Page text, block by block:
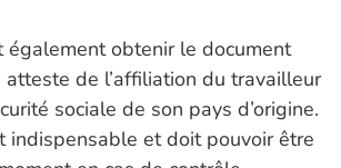
également obtenir le document
de l’affiliation du travailleur
sociale de son pays d’origine.
indispensable et doit pouvoir être